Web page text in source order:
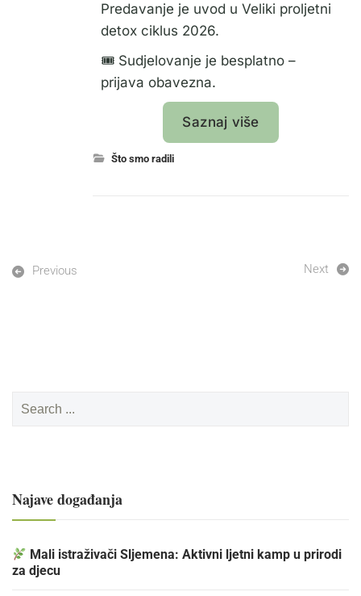
Predavanje je uvod u Veliki proljetni
detox ciklus 2026.
🎟 Sudjelovanje je besplatno –
prijava obavezna.
Saznaj više
Što smo radili
Previous Next
Najave događanja
Mali istraživači Sljemena: Aktivni ljetni kamp u prirodi
za djecu